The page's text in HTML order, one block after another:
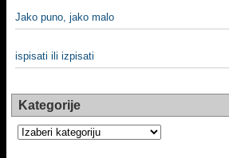
Jako puno, jako malo
ispisati ili izpisati
Kategorije
Kategorije